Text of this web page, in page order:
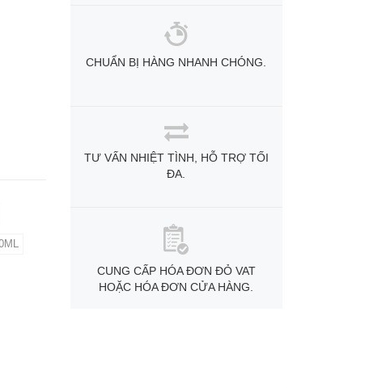
CHUẨN BỊ HÀNG NHANH CHÓNG.
TƯ VẤN NHIỆT TÌNH, HỖ TRỢ TỐI
ĐA.
CUNG CẤP HÓA ĐƠN ĐỎ VAT
HOẶC HÓA ĐƠN CỬA HÀNG.